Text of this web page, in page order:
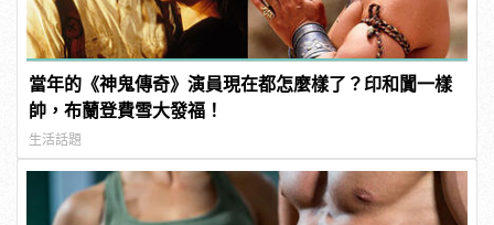
當年的《神鬼傳奇》演員現在都怎麼樣了？印和闐一樣
帥，布蘭登費雪大發福！
生活話題